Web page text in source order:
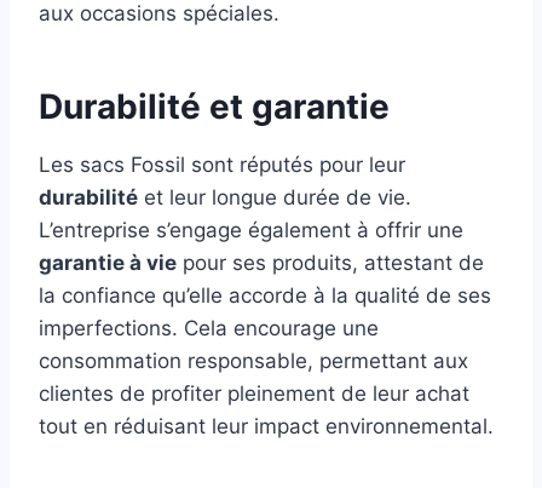
aux occasions spéciales.
Durabilité et garantie
Les sacs Fossil sont réputés pour leur
durabilité et leur longue durée de vie.
L’entreprise s’engage également à offrir une
garantie à vie pour ses produits, attestant de
la confiance qu’elle accorde à la qualité de ses
imperfections. Cela encourage une
consommation responsable, permettant aux
clientes de profiter pleinement de leur achat
tout en réduisant leur impact environnemental.